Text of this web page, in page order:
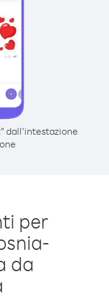
dall’intestazione
per
da